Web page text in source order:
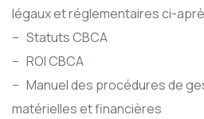
légaux et réglementaires ci-
– Statuts CBCA
– ROI CBCA
– Manuel des procédures de
matérielles et financières